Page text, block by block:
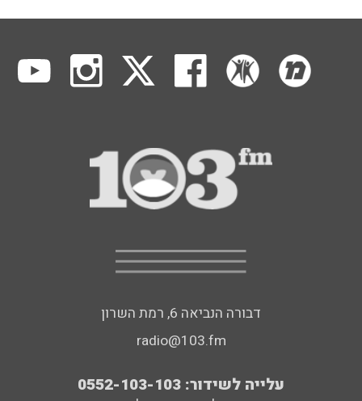
דבורה הנביאה 6, רמת השרון
radio@103.fm
עלייה לשידור: 0552-103-103